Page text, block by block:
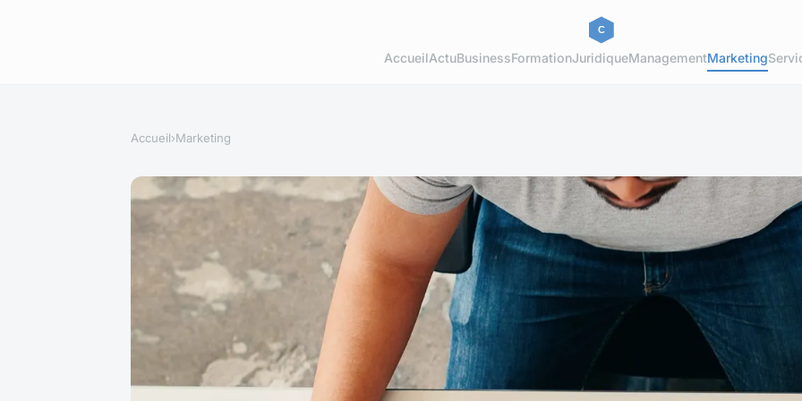
AccueilActuBusinessFormationJuridiqueManagementMarketing
Accueil›Marketing